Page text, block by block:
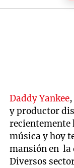
Daddy Yankee
y productor
recientemente
música y hoy
mansión en la
Diversos